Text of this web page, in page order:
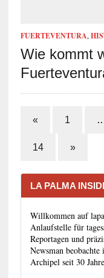
FUERTEVENTURA,
Wie kommt
« 1
14 »
LA PALMA
Willkommen auf
Anlaufstelle für
Reportagen und
Newsman beobachte
Archipel seit 30